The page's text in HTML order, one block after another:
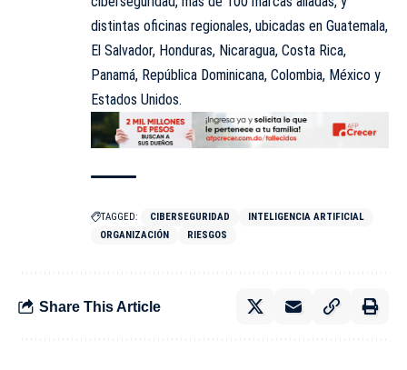
distintas oficinas regionales, ubicadas en Guatemala,
El Salvador, Honduras, Nicaragua, Costa Rica,
Panamá, República Dominicana, Colombia, México y
Estados Unidos.
TAGGED: CIBERSEGURIDAD
INTELIGENCIA ARTIFICIAL
ORGANIZACIÓN
RIESGOS
Share This Article